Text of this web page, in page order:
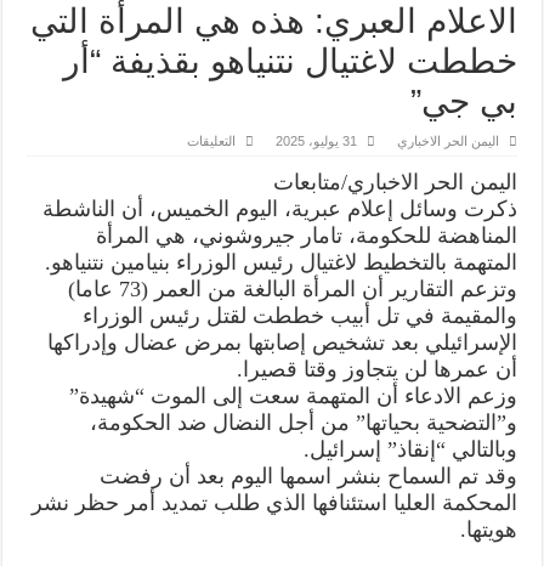
الاعلام العبري: هذه هي المرأة التي
خططت لاغتيال نتنياهو بقذيفة “أر
بي جي”
اليمن الحر الاخباري 31 يوليو، 2025 التعليقات
المرأة
التي
خططت
لاغتيال
بقذيفة
“أر
بي
جي”
اليمن الحر الاخباري/متابعات
ذكرت وسائل إعلام عبرية، اليوم الخميس، أن الناشطة
المناهضة للحكومة، تامار جيروشوني، هي المرأة
المتهمة بالتخطيط لاغتيال رئيس الوزراء بنيامين نتنياهو.
وتزعم التقارير أن المرأة البالغة من العمر (73 عاما)
والمقيمة في تل أبيب خططت لقتل رئيس الوزراء
الإسرائيلي بعد تشخيص إصابتها بمرض عضال وإدراكها
أن عمرها لن يتجاوز وقتا قصيرا.
وزعم الادعاء أن المتهمة سعت إلى الموت “شهيدة”
و”التضحية بحياتها” من أجل النضال ضد الحكومة،
وبالتالي “إنقاذ” إسرائيل.
وقد تم السماح بنشر اسمها اليوم بعد أن رفضت
المحكمة العليا استئنافها الذي طلب تمديد أمر حظر نشر
هويتها.